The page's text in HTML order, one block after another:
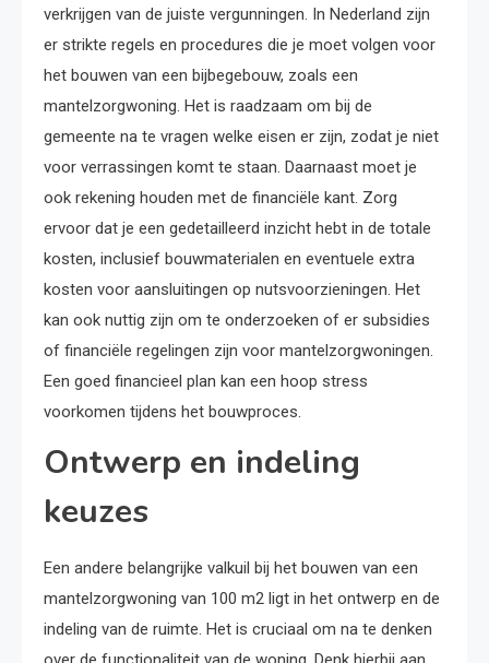
verkrijgen van de juiste vergunningen. In Nederland zijn
er strikte regels en procedures die je moet volgen voor
het bouwen van een bijbegebouw, zoals een
mantelzorgwoning. Het is raadzaam om bij de
gemeente na te vragen welke eisen er zijn, zodat je niet
voor verrassingen komt te staan. Daarnaast moet je
ook rekening houden met de financiële kant. Zorg
ervoor dat je een gedetailleerd inzicht hebt in de totale
kosten, inclusief bouwmaterialen en eventuele extra
kosten voor aansluitingen op nutsvoorzieningen. Het
kan ook nuttig zijn om te onderzoeken of er subsidies
of financiële regelingen zijn voor mantelzorgwoningen.
Een goed financieel plan kan een hoop stress
voorkomen tijdens het bouwproces.
Ontwerp en indeling
keuzes
Een andere belangrijke valkuil bij het bouwen van een
mantelzorgwoning van 100 m2 ligt in het ontwerp en de
indeling van de ruimte. Het is cruciaal om na te denken